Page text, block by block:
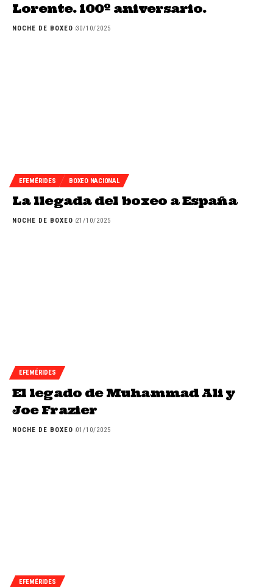
Lorente. 100º aniversario.
NOCHE DE BOXEO 30/10/2025
EFEMÉRIDES BOXEO NACIONAL
La llegada del boxeo a España
NOCHE DE BOXEO 21/10/2025
EFEMÉRIDES
El legado de Muhammad Ali y
Joe Frazier
NOCHE DE BOXEO 01/10/2025
EFEMÉRIDES